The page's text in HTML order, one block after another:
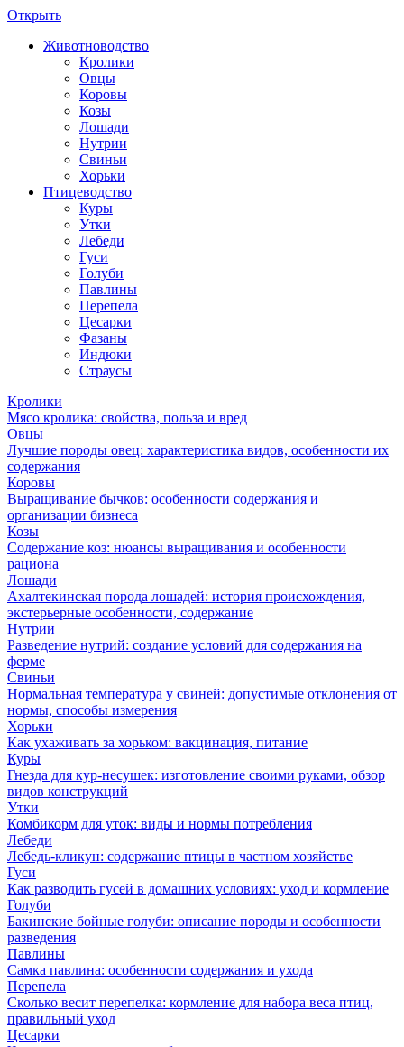
Открыть
Животноводство
Кролики
Овцы
Коровы
Козы
Лошади
Нутрии
Свиньи
Хорьки
Птицеводство
Куры
Утки
Лебеди
Гуси
Голуби
Павлины
Перепела
Цесарки
Фазаны
Индюки
Страусы
Кролики
Мясо кролика: свойства, польза и вред
Овцы
Лучшие породы овец: характеристика видов, особенности их
содержания
Коровы
Выращивание бычков: особенности содержания и
организации бизнеса
Козы
Содержание коз: нюансы выращивания и особенности
рациона
Лошади
Ахалтекинская порода лошадей: история происхождения,
экстерьерные особенности, содержание
Нутрии
Разведение нутрий: создание условий для содержания на
ферме
Свиньи
Нормальная температура у свиней: допустимые отклонения от
нормы, способы измерения
Хорьки
Как ухаживать за хорьком: вакцинация, питание
Куры
Гнезда для кур-несушек: изготовление своими руками, обзор
видов конструкций
Утки
Комбикорм для уток: виды и нормы потребления
Лебеди
Лебедь-кликун: содержание птицы в частном хозяйстве
Гуси
Как разводить гусей в домашних условиях: уход и кормление
Голуби
Бакинские бойные голуби: описание породы и особенности
разведения
Павлины
Самка павлина: особенности содержания и ухода
Перепела
Сколько весит перепелка: кормление для набора веса птиц,
правильный уход
Цесарки